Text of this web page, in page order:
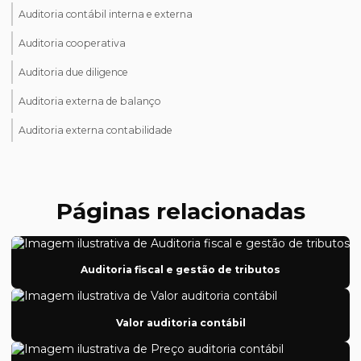
Auditoria contábil interna e externa
Auditoria cooperativa
Auditoria due diligence
Auditoria externa de balanço
Auditoria externa contabilidade
Auditoria fiscal e gestão de tributos
Auditoria de Governança corporativa
Auditoria de Incorporação
Auditoria independente
Páginas relacionadas
Auditoria fiscal e gestão de tributos
Valor auditoria contábil